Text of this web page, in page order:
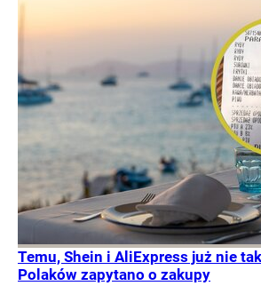
Temu, Shein i AliExpress już nie
Polaków zapytano o zakupy